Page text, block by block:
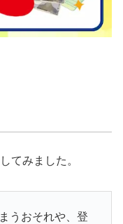
てみました。
うおそれや、登